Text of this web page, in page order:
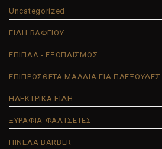
Uncategorized
ΕΙΔΗ ΒΑΦΕΙΟΥ
ΕΠΙΠΛΑ - ΕΞΟΠΛΙΣΜΟΣ
ΕΠΙΠΡΟΣΘΕΤΑ ΜΑΛΛΙΑ ΓΙΑ ΠΛΕΞΟΥΔΕΣ
ΗΛΕΚΤΡΙΚΑ ΕΙΔΗ
ΞΥΡΑΦΙΑ-ΦΑΛΤΣΕΤΕΣ
ΠΙΝΕΛΑ BARBER